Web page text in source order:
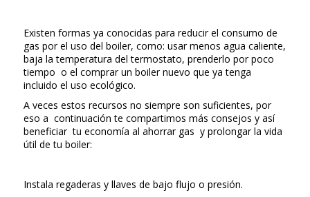
Existen formas ya conocidas para reducir el consumo de
gas por el uso del boiler, como: usar menos agua caliente,
baja la temperatura del termostato, prenderlo por poco
tiempo o el comprar un boiler nuevo que ya tenga
incluido el uso ecológico.
A veces estos recursos no siempre son suficientes, por
eso a continuación te compartimos más consejos y así
beneficiar tu economía al ahorrar gas y prolongar la vida
útil de tu boiler:
Instala regaderas y llaves de bajo flujo o presión.